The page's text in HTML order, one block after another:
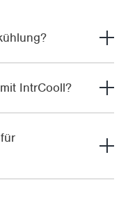
IntrCooll?